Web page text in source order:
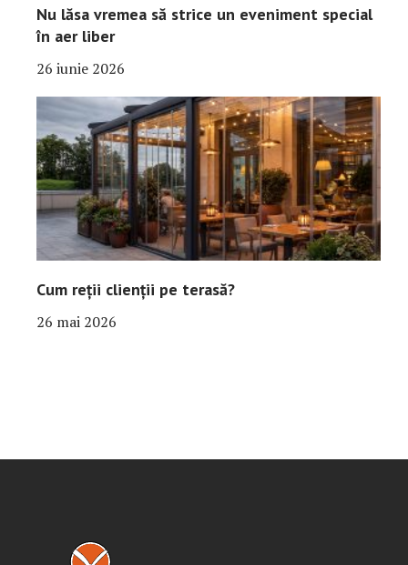
Nu lăsa vremea să strice un eveniment special
în aer liber
26 iunie 2026
Cum reții clienții pe terasă?
26 mai 2026